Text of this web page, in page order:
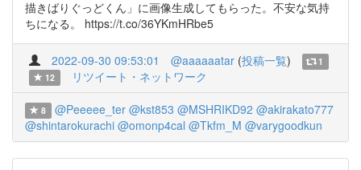
描きばりぐっどくん」に画像生成してもらった。不安な気持
ちになる。 https://t.co/36YKmHRbe5
2022-09-30 09:53:01 @aaaaaatar (投稿一覧)
1
12
リツイート・ネットワーク
8 @Peeeee_ter @kst853 @MSHRIKD92 @akirakato777
@shintarokurachi @omonp4cal @Tkfm_M @varygoodkun